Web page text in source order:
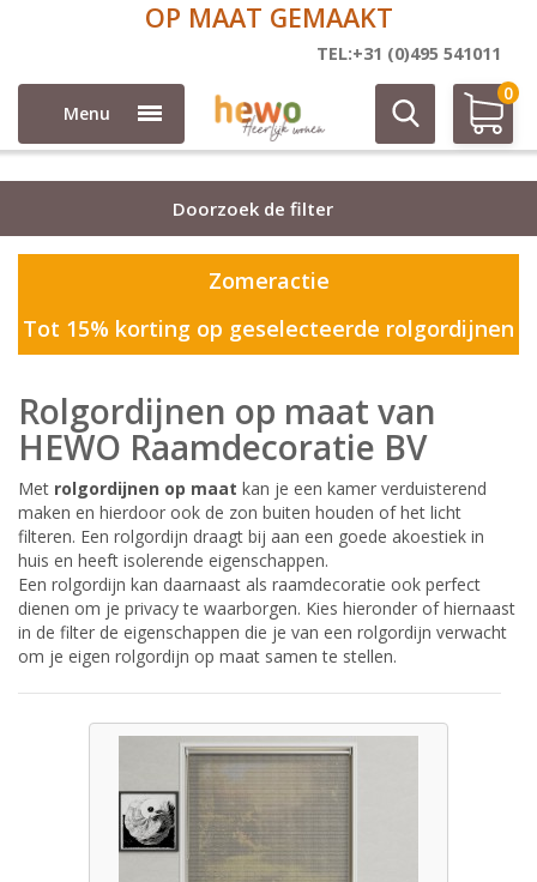
OP MAAT GEMAAKT
TEL:+31 (0)495 541011
Menu
0
Rolgordijnen
Doorzoek de filter
Zomeractie
Tot 15% korting op geselecteerde rolgordijnen
Rolgordijnen op maat van
HEWO Raamdecoratie BV
Met rolgordijnen op maat kan je een kamer verduisterend
maken en hierdoor ook de zon buiten houden of het licht
filteren. Een rolgordijn draagt bij aan een goede akoestiek in
huis en heeft isolerende eigenschappen.
Een rolgordijn kan daarnaast als raamdecoratie ook perfect
dienen om je privacy te waarborgen. Kies hieronder of hiernaast
in de filter de eigenschappen die je van een rolgordijn verwacht
om je eigen rolgordijn op maat samen te stellen.